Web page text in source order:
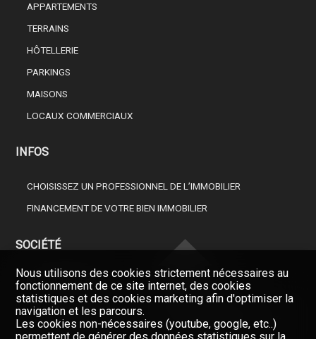
APPARTEMENTS
TERRAINS
HÔTELLERIE
PARKINGS
MAISONS
LOCAUX COMMERCIAUX
INFOS
CHOISISSEZ UN PROFESSIONNEL DE L’IMMOBILIER
FINANCEMENT DE VOTRE BIEN IMMOBILIER
SOCIÉTÉ
NOS COURTIERS
À PROPOS DE NOUS
GAZETTE
Restez informés, enregistrez-
vous à notre newsletter
Nous utilisons des cookies strictement nécessaires au
fonctionnement de ce site internet, des cookies
statistiques et des cookies marketing afin d'optimiser la
navigation et les parcours.
Les cookies non-nécessaires (youtube, google, etc..)
permettent de générer des données statistiques sur la